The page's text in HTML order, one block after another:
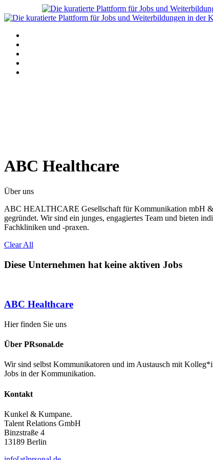
ABC Healthcare
Über uns
ABC HEALTHCARE Gesellschaft für Kommunikation mbH
gegründet. Wir sind ein junges, engagiertes Team und bieten
Fachkliniken und -praxen.
Clear All
Diese Unternehmen hat keine aktiven Jobs
ABC Healthcare
Hier finden Sie uns
Über PRsonal.de
Wir sind selbst Kommunikatoren und im Austausch mit
Jobs in der Kommunikation.
Kontakt
Kunkel & Kumpane.
Talent Relations GmbH
Binzstraße 4
13189 Berlin